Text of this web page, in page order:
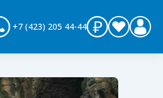
+7 (423) 205 44-44